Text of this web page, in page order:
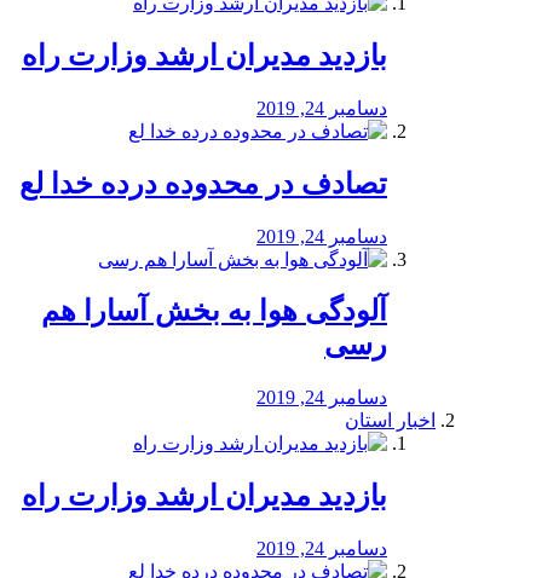
بازدید مدیران ارشد وزارت راه
دسامبر 24, 2019
تصادف در محدوده درده خدا لع
دسامبر 24, 2019
آلودگی هوا به بخش آسارا هم
رسی
دسامبر 24, 2019
اخبار استان
بازدید مدیران ارشد وزارت راه
دسامبر 24, 2019